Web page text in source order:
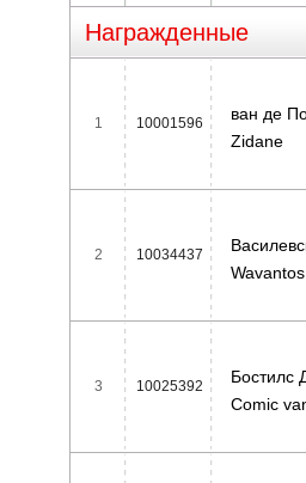
Награжденные
1 10001596
ван де
Zidane
2 10034437
3 10025392
Бостилс
Comic